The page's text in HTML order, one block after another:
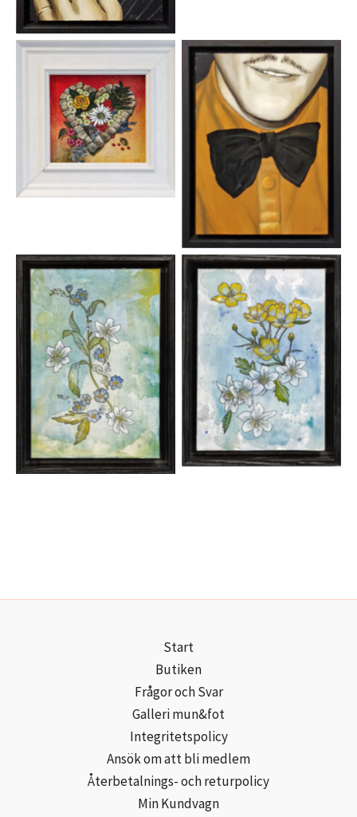
Start
Butiken
Frågor och Svar
Galleri mun&fot
Integritetspolicy
Ansök om att bli medlem
Återbetalnings- och returpolicy
Min Kundvagn